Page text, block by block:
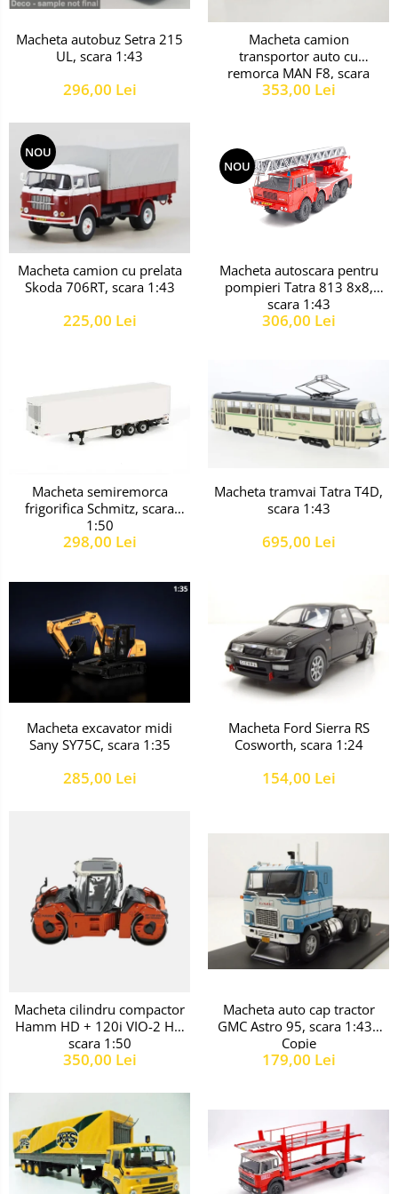
Macheta autobuz Setra 215
UL, scara 1:43
296,00 Lei
Macheta camion
transportor auto cu
remorca MAN F8, scara
1:43
353,00 Lei
NOU
Macheta camion cu prelata
Skoda 706RT, scara 1:43
225,00 Lei
NOU
Macheta autoscara pentru
pompieri Tatra 813 8x8,
scara 1:43
306,00 Lei
Macheta semiremorca
frigorifica Schmitz, scara
1:50
298,00 Lei
Macheta tramvai Tatra T4D,
scara 1:43
695,00 Lei
Macheta excavator midi
Sany SY75C, scara 1:35
285,00 Lei
Macheta Ford Sierra RS
Cosworth, scara 1:24
154,00 Lei
Macheta cilindru compactor
Hamm HD + 120i VIO-2 HF,
scara 1:50
350,00 Lei
Macheta auto cap tractor
GMC Astro 95, scara 1:43 -
Copie
179,00 Lei